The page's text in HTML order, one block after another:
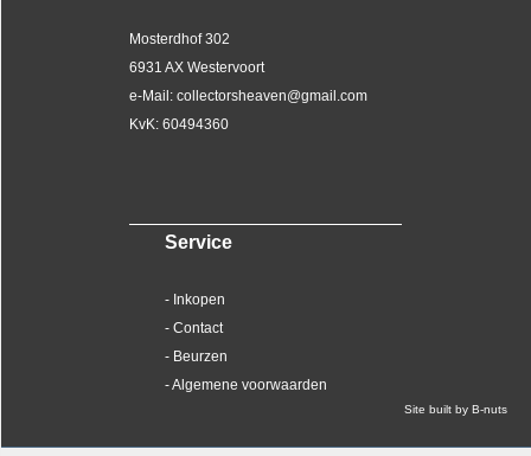
Mosterdhof 302
6931 AX Westervoort
e-Mail: collectorsheaven@gmail.com
KvK: 60494360
Service
- Inkopen
- Contact
- Beurzen
- Algemene voorwaarden
Site built by B-nuts